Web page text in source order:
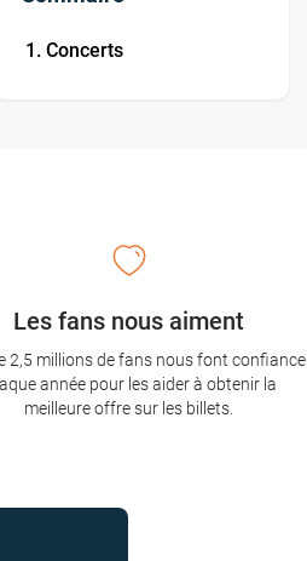
Concerts
Les fans nous aiment
2,5 millions de fans nous font confiance
année pour les aider à obtenir la
meilleure offre sur les billets.